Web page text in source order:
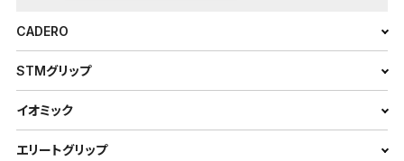
CADERO
STMグリップ
イオミック
エリートグリップ